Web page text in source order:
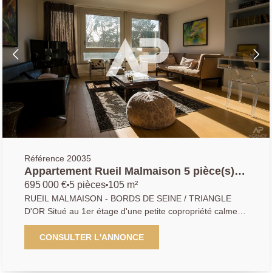
Référence 20035
Appartement Rueil Malmaison 5 pièce(s)
105.56 m2
695 000 € 5 pièces 105 m²
RUEIL MALMAISON - BORDS DE SEINE / TRIANGLE
D'OR Situé au 1er étage d'une petite copropriété calme et
sécurisée, magnifique appartement familial comprenant
entrée avec grand placards espace de vie d'environ 43m²
en exposition sud sans aucun vis à vis, cuisine
CONSULTER L'ANNONCE